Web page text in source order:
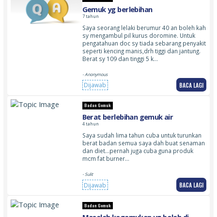
Gemuk yg berlebihan
7 tahun
Saya seorang lelaki berumur 40 an boleh kah
sy mengambul pil kurus doromine. Untuk
pengatahuan doc sy tiada sebarang penyakit
seperti kencing manis,drh tiggi dan jantung.
Berat sy 109 dan tinggi 5 k…
- Anonymous
Dijawab BACA LAGI
Badan Gemuk
Berat berlebihan gemuk air
4 tahun
Saya sudah lima tahun cuba untuk turunkan
berat badan semua saya dah buat senaman
dan diet…pernah juga cuba guna produk
mcm fat burner…
- Sulit
Dijawab BACA LAGI
Badan Gemuk